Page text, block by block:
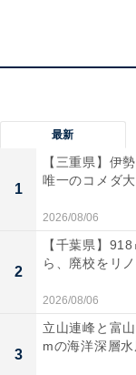
「家族それぞ
の裏付けコメ
回答者からは、
んの専門店がで
比べているとこ
い地域に住んで
最新
1
【三重県】伊
唯一のコメダ
2026/08/06
2
【千葉県】
ら、廃校をリ
2026/08/06
3
立山連峰と富
mの海洋深層